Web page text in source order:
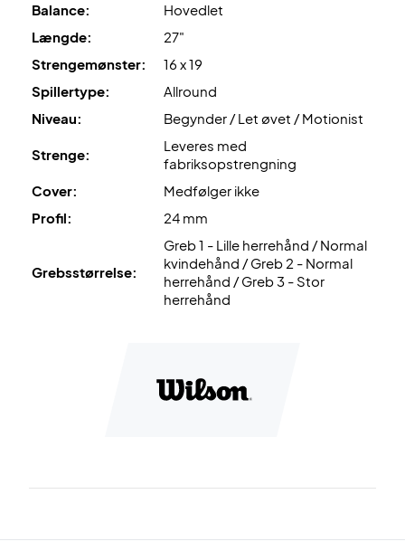
Farve: Navy, hvid og orange!
Balance:
Hovedlet
Længde:
27"
Strengemønster:
16 x 19
Spillertype:
Allround
Niveau:
Begynder / Let øvet / Motionist
Strenge:
Leveres med
fabriksopstrengning
Cover:
Medfølger ikke
Profil:
24 mm
Grebsstørrelse:
Greb 1 - Lille herrehånd / Normal
kvindehånd / Greb 2 - Normal
herrehånd / Greb 3 - Stor
herrehånd